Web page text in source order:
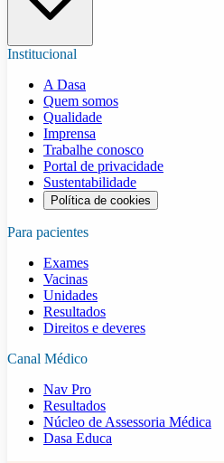
Institucional
A Dasa
Quem somos
Qualidade
Imprensa
Trabalhe conosco
Portal de privacidade
Sustentabilidade
Política de cookies
Para pacientes
Exames
Vacinas
Unidades
Resultados
Direitos e deveres
Canal Médico
Nav Pro
Resultados
Núcleo de Assessoria Médica
Dasa Educa